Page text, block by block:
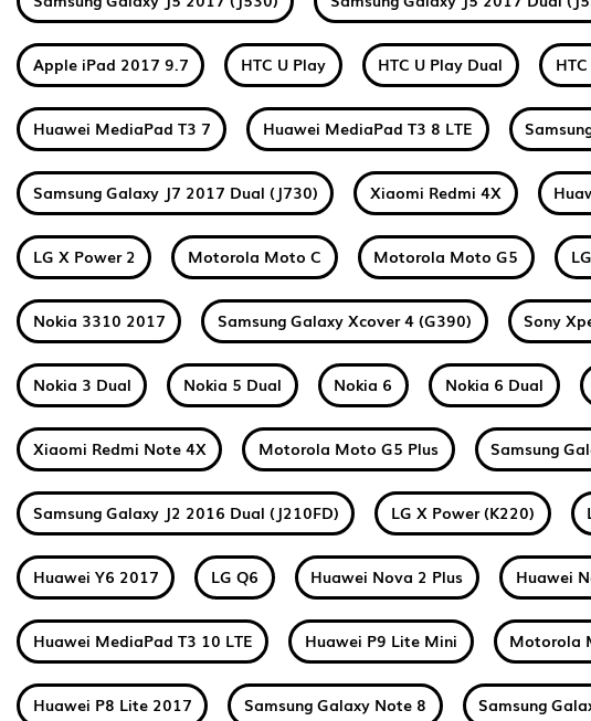
Apple iPad 2017 9.7 HTC U Play HTC U Play Dual
Huawei MediaPad T3 7 Huawei MediaPad T3 8 LTE
Samsung Galaxy J7 2017 Dual (J730) Xiaomi Redmi 4X
LG X Power 2 Motorola Moto C Motorola Moto G5
Nokia 3310 2017 Samsung Galaxy Xcover 4 (G390) Sony
Nokia 3 Dual Nokia 5 Dual Nokia 6 Nokia 6 Dual
Xiaomi Redmi Note 4X Motorola Moto G5 Plus Samsung
Samsung Galaxy J2 2016 Dual (J210FD) LG X Power (K220)
Huawei Y6 2017 LG Q6 Huawei Nova 2 Plus Huawei
Huawei MediaPad T3 10 LTE Huawei P9 Lite Mini Motorola
Huawei P8 Lite 2017 Samsung Galaxy Note 8 Samsung